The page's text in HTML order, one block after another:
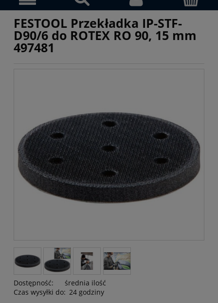
FESTOOL Przekładka IP-STF-
D90/6 do ROTEX RO 90, 15 mm
497481
Dostępność:
średnia ilość
Czas wysyłki do: 24 godziny